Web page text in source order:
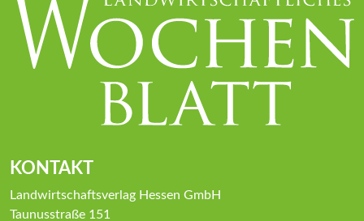
KONTAKT
Landwirtschaftsverlag Hessen GmbH
Taunusstraße 151